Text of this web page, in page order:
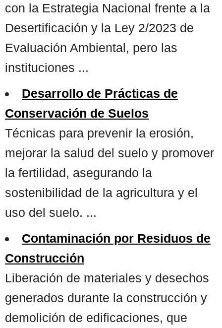
con la Estrategia Nacional frente a la
Desertificación y la Ley 2/2023 de
Evaluación Ambiental, pero las
instituciones ...
Desarrollo de Prácticas de
Conservación de Suelos
Técnicas para prevenir la erosión,
mejorar la salud del suelo y promover
la fertilidad, asegurando la
sostenibilidad de la agricultura y el
uso del suelo. ...
Contaminación por Residuos de
Construcción
Liberación de materiales y desechos
generados durante la construcción y
demolición de edificaciones, que